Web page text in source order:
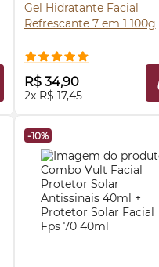
À SACOLA
Gel Hidratante Facial
Refrescante 7 em 1 100g
R$ 34,90
2x R$ 17,45
COMPRE AGORA ❯
-10%